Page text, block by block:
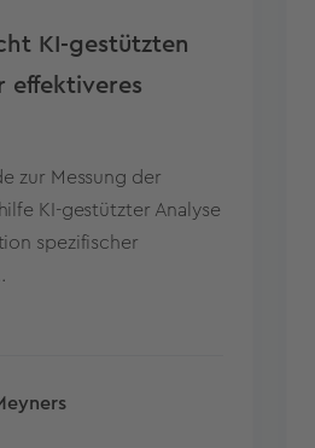
KI-gestützten
effektiveres
zur Messung der
KI-gestützter Analyse
spezifischer